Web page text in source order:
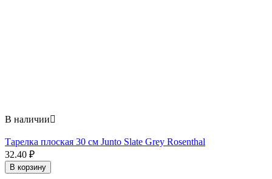
В наличии
Тарелка плоская 30 см Junto Slate Grey Rosenthal
32.40 ₽
В корзину